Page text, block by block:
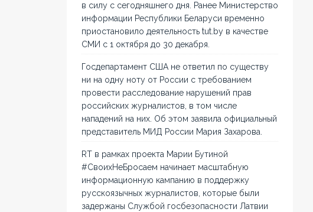
в силу с сегодняшнего дня. Ранее Министерство
информации Республики Беларуси временно
приостановило деятельность tut.by в качестве
СМИ с 1 октября до 30 декабря.
Госдепартамент США не ответил по существу
ни на одну ноту от России с требованием
провести расследование нарушений прав
российских журналистов, в том числе
нападений на них. Об этом заявила официальный
представитель МИД России Мария Захарова.
RT в рамках проекта Марии Бутиной
#СвоихНеБросаем начинает масштабную
информационную кампанию в поддержку
русскоязычных журналистов, которые были
задержаны Службой госбезопасности Латвии